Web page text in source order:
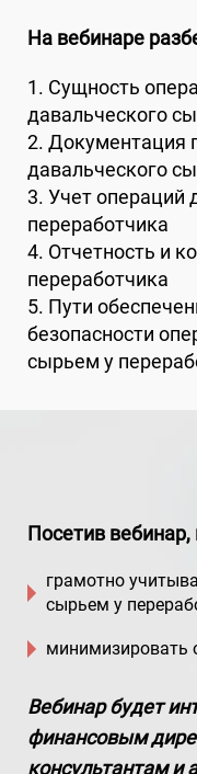
На вебинаре
1. Сущность
давальческого
2. Документация
давальческого
3. Учет операций
переработчика
4. Отчетность и
переработчика
5. Пути
безопасности
сырьем у
Посетив
грамотно
сырьем у
минимизировать
Вебинар будет
финансовым
консультантам и